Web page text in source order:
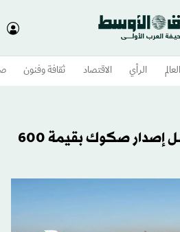
العالم الرأي الاقتصاد ثقافة وفنون
«طيران الإمارات» تقفل إصدار صكوك بقيمة 600